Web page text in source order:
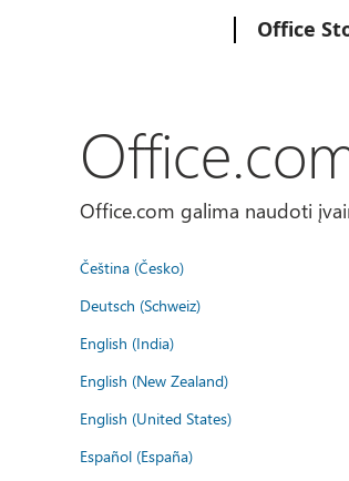
Office
Office.com galima naudoti
Čeština (Česko)
Deutsch (Schweiz)
English (India)
English (New Zealand)
English (United States)
Español (España)